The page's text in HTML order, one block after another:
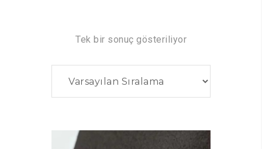
Tek bir sonuç gösteriliyor